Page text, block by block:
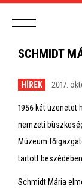
SCHMIDT
HÍREK 2017.
1956 két üzenetet
nemzeti
Múzeum
tartott
Schmidt Mária